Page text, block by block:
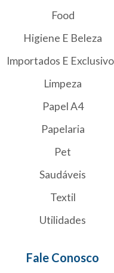
Food
Higiene E Beleza
Importados E
Limpeza
Papel A4
Papelaria
Pet
Saudáveis
Textil
Utilidades
Fale Conosco